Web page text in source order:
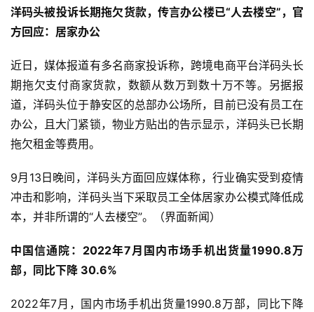
洋码头被投诉长期拖欠货款，传言办公楼已“人去楼空”，官
方回应：居家办公
近日，媒体报道有多名商家投诉称，跨境电商平台洋码头长
期拖欠支付商家货款，数额从数万到数十万不等。另据报
道，洋码头位于静安区的总部办公场所，目前已没有员工在
办公，且大门紧锁，物业方贴出的告示显示，洋码头已长期
拖欠租金等费用。
9月13日晚间，洋码头方面回应媒体称，行业确实受到疫情
冲击和影响，洋码头当下采取员工全体居家办公模式降低成
本，并非所谓的“人去楼空”。（界面新闻）
中国信通院：2022年7月国内市场手机出货量1990.8万
部，同比下降 30.6%
2022年7月，国内市场手机出货量1990.8万部，同比下降